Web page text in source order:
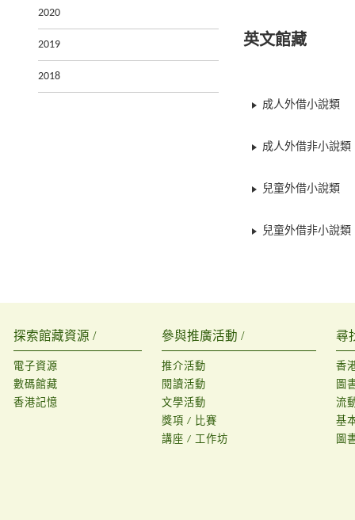
2020
2019
2018
英文館藏
成人外借小說類
成人外借非小說類
兒童外借小說類
兒童外借非小說類
探索館藏資源 /
電子資源
數碼館藏
香港記憶
參與推廣活動 /
推介活動
閱讀活動
文學活動
獎項 / 比賽
講座 / 工作坊
尋
香
圖
流
基
圖